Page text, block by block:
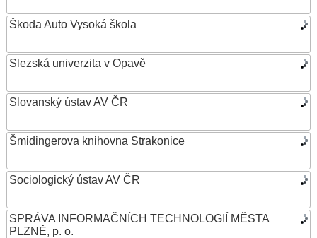
Škoda Auto Vysoká škola
Slezská univerzita v Opavě
Slovanský ústav AV ČR
Šmidingerova knihovna Strakonice
Sociologický ústav AV ČR
SPRÁVA INFORMAČNÍCH TECHNOLOGIÍ MĚSTA
PLZNĚ, p. o.